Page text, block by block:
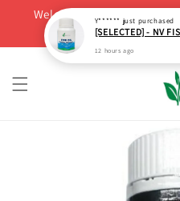
Welcome! Purchase
Y****** just purchased
12 hours ago